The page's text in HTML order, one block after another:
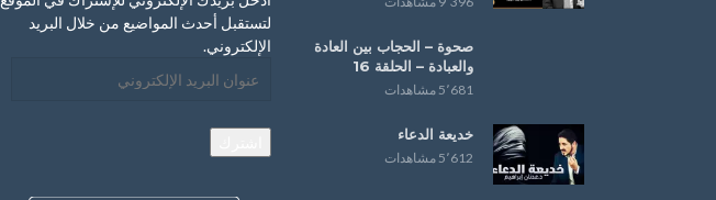
صحوة – ‏الحجاب‬ بين العادة
و‫‏العبادة‬ – الحلقة 16
5٬681 مشاهدات
خديعة الدعاء
5٬612 مشاهدات
لتستقبل أحدث المواضيع من خلال البريد
الإلكتروني.
البريد